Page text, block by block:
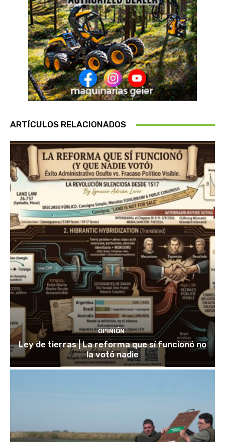
ARTÍCULOS RELACIONADOS
OPINIÓN
Ley de tierras | La reforma que sí funcionó no
la votó nadie